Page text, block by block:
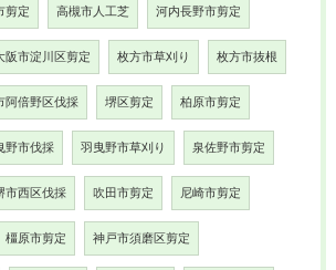
剪定 高槻市人工芝 河内長野市剪定
阪市淀川区剪定 枚方市草刈り 枚方市抜根
阿倍野区伐採 堺区剪定 柏原市剪定
野市伐採 羽曳野市草刈り 泉佐野市剪定
市西区伐採 吹田市剪定 尼崎市剪定
橿原市剪定 神戸市須磨区剪定